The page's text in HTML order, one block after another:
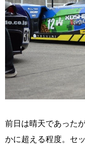
前日は晴天であった
かに超える程度。セ